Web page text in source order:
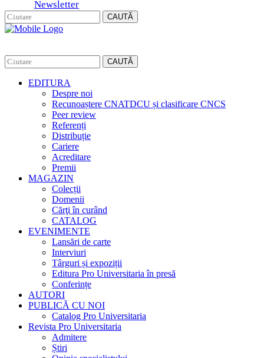
Newsletter
CAUTĂ
CAUTĂ
EDITURA
Despre noi
Recunoaștere CNATDCU și clasificare CNCS
Peer review
Referenți
Distribuție
Cariere
Acreditare
Premii
MAGAZIN
Colecții
Domenii
Cărţi în curând
CATALOG
EVENIMENTE
Lansări de carte
Interviuri
Târguri și expoziții
Editura Pro Universitaria în presă
Conferințe
AUTORI
PUBLICĂ CU NOI
Catalog Pro Universitaria
Revista Pro Universitaria
Admitere
Știri